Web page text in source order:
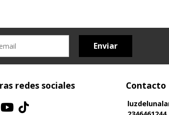
Enviar
redes sociales Contacto